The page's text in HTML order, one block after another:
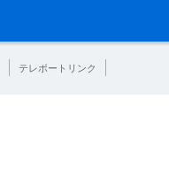
テレボートリンク